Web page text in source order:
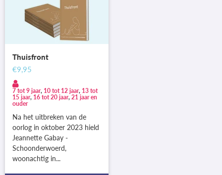
Thuisfront
€9,95
7 tot 9 jaar, 10 tot 12 jaar, 13 tot
15 jaar, 16 tot 20 jaar, 21 jaar en
ouder
Na het uitbreken van de
oorlog in oktober 2023 hield
Jeannette Gabay -
Schoonderwoerd,
woonachtig in...